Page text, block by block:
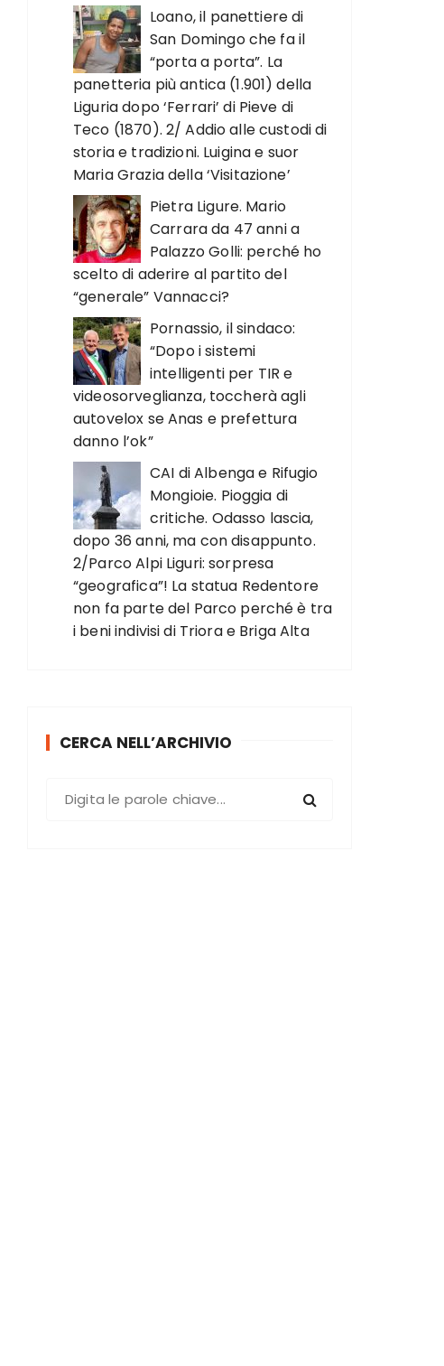
Loano, il panettiere di
San Domingo che fa il
“porta a porta”. La
panetteria più antica (1.901) della
Liguria dopo ‘Ferrari’ di Pieve di
Teco (1870). 2/ Addio alle custodi di
storia e tradizioni. Luigina e suor
Maria Grazia della ‘Visitazione’
Pietra Ligure. Mario
Carrara da 47 anni a
Palazzo Golli: perché ho
scelto di aderire al partito del
“generale” Vannacci?
Pornassio, il sindaco:
“Dopo i sistemi
intelligenti per TIR e
videosorveglianza, toccherà agli
autovelox se Anas e prefettura
danno l’ok”
CAI di Albenga e Rifugio
Mongioie. Pioggia di
critiche. Odasso lascia,
dopo 36 anni, ma con disappunto.
2/Parco Alpi Liguri: sorpresa
“geografica”! La statua Redentore
non fa parte del Parco perché è tra
i beni indivisi di Triora e Briga Alta
CERCA NELL’ARCHIVIO